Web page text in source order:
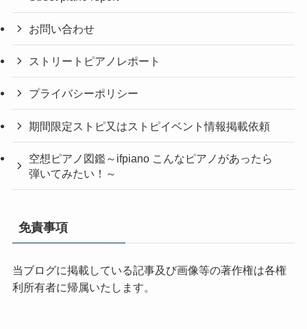
お問い合わせ
ストリートピアノレポート
プライバシーポリシー
期間限定ストピ又はストピイベント情報掲載依頼
空想ピアノ図鑑～ifpiano こんなピアノがあったら
弾いてみたい！～
免責事項
当ブログに掲載している記事及び画像等の著作権は各権
利所有者に帰属いたします。